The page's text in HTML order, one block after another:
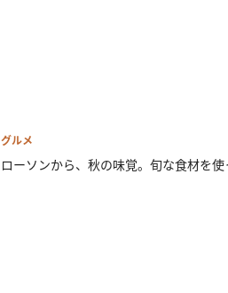
グルメ
ローソンから、秋の味覚。旬な食材を